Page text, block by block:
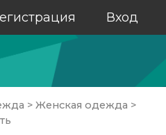
Вход
> Женская одежда >